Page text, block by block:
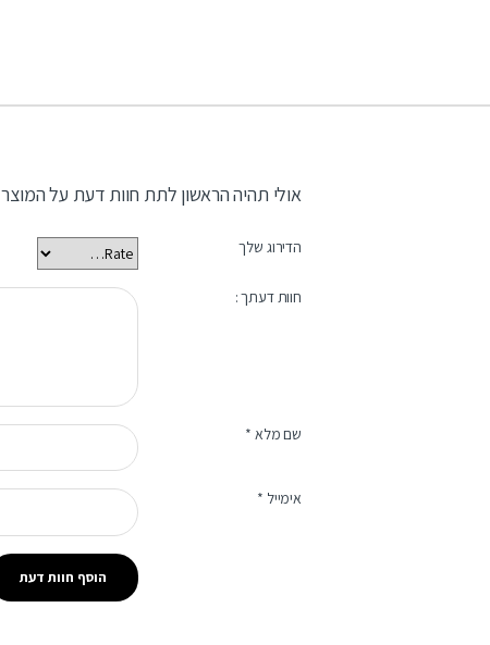
אולי תהיה הראשון לתת חוות דעת על המוצר
הדירוג שלך
חוות דעתך :
שם מלא *
אימייל *